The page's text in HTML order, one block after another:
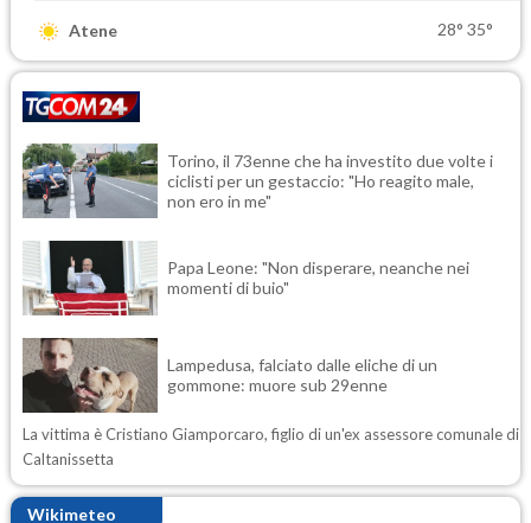
Atene 28° 35°
Torino, il 73enne che ha investito due volte i
ciclisti per un gestaccio: "Ho reagito male,
non ero in me"
Papa Leone: "Non disperare, neanche nei
momenti di buio"
Lampedusa, falciato dalle eliche di un
gommone: muore sub 29enne
La vittima è Cristiano Giamporcaro, figlio di un'ex assessore comunale di
Caltanissetta
Wikimeteo